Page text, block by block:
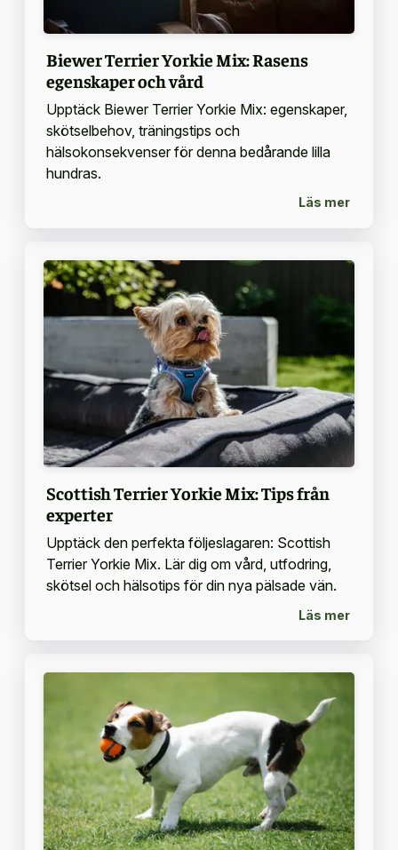
Biewer Terrier Yorkie Mix: Rasens
egenskaper och vård
Upptäck Biewer Terrier Yorkie Mix: egenskaper,
skötselbehov, träningstips och
hälsokonsekvenser för denna bedårande lilla
hundras.
Läs mer
Scottish Terrier Yorkie Mix: Tips från
experter
Upptäck den perfekta följeslagaren: Scottish
Terrier Yorkie Mix. Lär dig om vård, utfodring,
skötsel och hälsotips för din nya pälsade vän.
Läs mer